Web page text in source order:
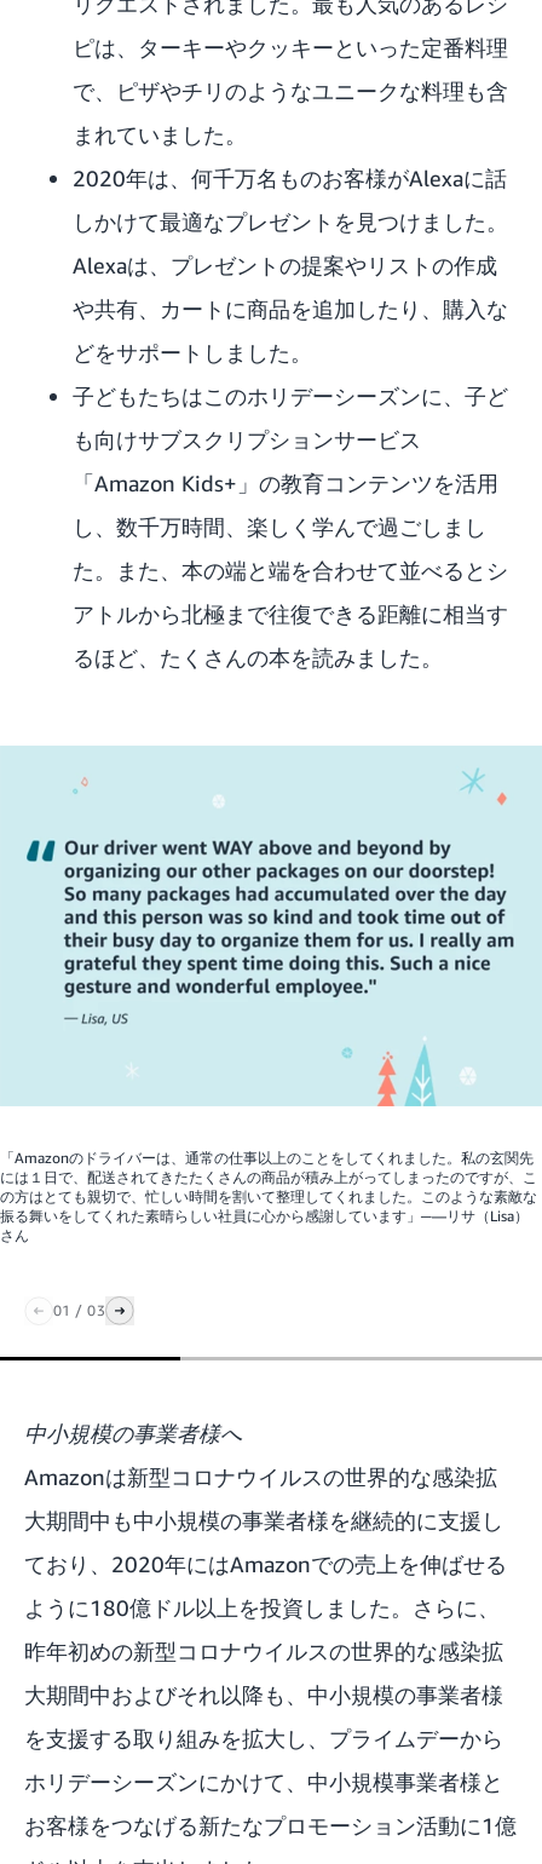
ピは、ターキーやクッキーといった定番料理
で、ピザやチリのようなユニークな料理も含
まれていました。
2020年は、何千万名ものお客様がAlexaに話
しかけて最適なプレゼントを見つけました。
Alexaは、プレゼントの提案やリストの作成
や共有、カートに商品を追加したり、購入な
どをサポートしました。
子どもたちはこのホリデーシーズンに、子ど
も向けサブスクリプションサービス
「Amazon Kids+」の教育コンテンツを活用
し、数千万時間、楽しく学んで過ごしまし
た。また、本の端と端を合わせて並べるとシ
アトルから北極まで往復できる距離に相当す
るほど、たくさんの本を読みました。
「Amazonのドライバーは、通常の仕事以上のことをしてくれました。私の玄関先
には１日で、配送されてきたたくさんの商品が積み上がってしまったのですが、こ
の方はとても親切で、忙しい時間を割いて整理してくれました。このような素敵な
振る舞いをしてくれた素晴らしい社員に心から感謝しています」─―リサ（Lisa）
さん
01 / 03
中小規模の事業者様へ
Amazonは新型コロナウイルスの世界的な感染拡
大期間中も中小規模の事業者様を継続的に支援し
ており、2020年にはAmazonでの売上を伸ばせる
ように180億ドル以上を投資しました。さらに、
昨年初めの新型コロナウイルスの世界的な感染拡
大期間中およびそれ以降も、中小規模の事業者様
を支援する取り組みを拡大し、プライムデーから
ホリデーシーズンにかけて、中小規模事業者様と
お客様をつなげる新たなプロモーション活動に1億